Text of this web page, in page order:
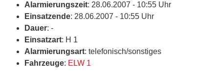
Alarmierungszeit: 28.06.2007 - 10:55 Uhr
Einsatzende: 28.06.2007 - 10:55 Uhr
Dauer: -
Einsatzart: H 1
Alarmierungsart: telefonisch/sonstiges
Fahrzeuge: ELW 1